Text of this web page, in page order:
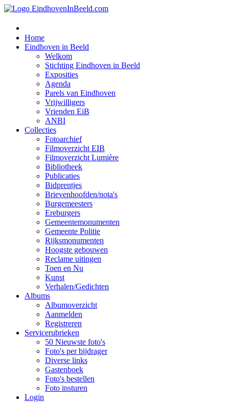
Home
Eindhoven in Beeld
Welkom
Stichting Eindhoven in Beeld
Exposities
Agenda
Parels van Eindhoven
Vrijwilligers
Vrienden EiB
ANBI
Collecties
Fotoarchief
Filmoverzicht EIB
Filmoverzicht Lumière
Bibliotheek
Publicaties
Bidprentjes
Brievenhoofden/nota's
Burgemeesters
Ereburgers
Gemeentemonumenten
Gemeente Politie
Rijksmonumenten
Hoogste gebouwen
Reclame uitingen
Toen en Nu
Kunst
Verhalen/Gedichten
Albums
Albumoverzicht
Aanmelden
Registreren
Servicerubrieken
50 Nieuwste foto's
Foto's per bijdrager
Diverse links
Gastenboek
Foto's bestellen
Foto insturen
Login